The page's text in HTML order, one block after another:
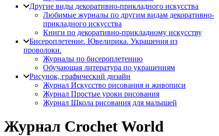
Другие виды декоративно-прикладного искусства
Любимые журналы по другим видам декоративно-
прикладного искусства
Книги по декоративно-прикладному искусству
Бисероплетение. Ювелирика. Украшения из
проволоки.
Журналы по бисероплетению
Обучающая литература по украшениям
Рисунок, графический дизайн
Журнал Искусство рисования и живописи
Журнал Простые уроки рисования
Журнал Школа рисования для малышей
Журнал Crochet World